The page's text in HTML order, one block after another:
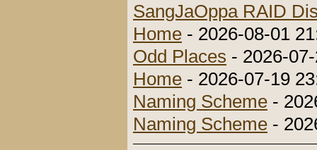
SangJaOppa RAID
Home - 2026-08-01
Odd Places - 2026-
Home - 2026-07-19
Naming Scheme -
Naming Scheme -